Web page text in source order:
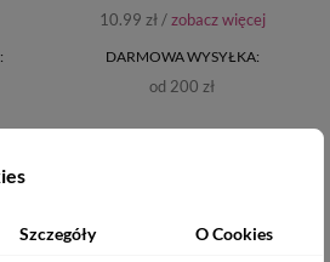
Szczegóły O Cookies
10.99 zł /zobacz więcej
DARMOWA WYSYŁKA:
od 200 zł
PRODUKTY